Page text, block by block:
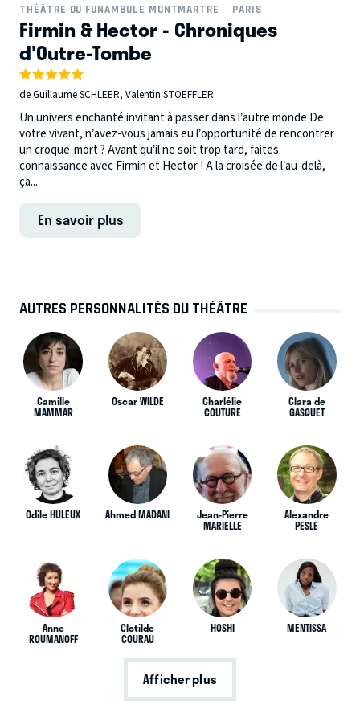
THÉÂTRE DU FUNAMBULE MONTMARTRE
PARIS
Firmin & Hector - Chroniques
d'Outre-Tombe
de Guillaume SCHLEER, Valentin STOEFFLER
Un univers enchanté invitant à passer dans l’autre monde De
votre vivant, n’avez-vous jamais eu l’opportunité de rencontrer
un croque-mort ? Avant qu’il ne soit trop tard, faites
connaissance avec Firmin et Hector ! A la croisée de l’au-delà,
ça...
En savoir plus
AUTRES PERSONNALITÉS DU THÉÂTRE
Camille
MAMMAR
Oscar WILDE Charlélie
COUTURE
Clara de
GASQUET
Odile HULEUX Ahmed MADANI Jean-Pierre
MARIELLE
Alexandre
PESLE
Anne
ROUMANOFF
Clotilde
COURAU
HOSHI MENTISSA
Afficher plus